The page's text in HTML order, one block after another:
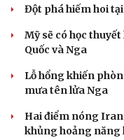
thống" và "bảo vệ
Cấp xã đủ sức
sở
Ngoại giao phải
đất nước
Điểm mới đột phá
tưởng, phong cách